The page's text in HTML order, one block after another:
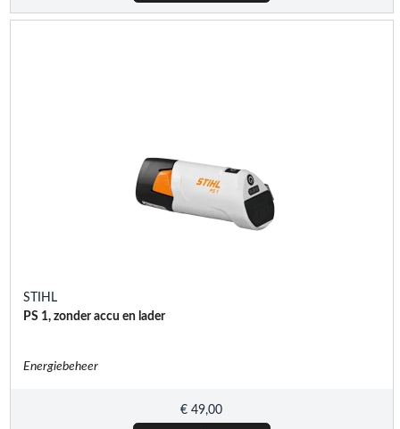
STIHL
PS 1, zonder accu en lader
Energiebeheer
€ 49,00